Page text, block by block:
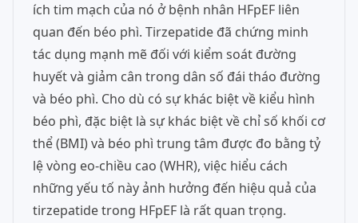
ích tim mạch của nó ở bệnh nhân HFpEF liên
quan đến béo phì. Tirzepatide đã chứng minh
tác dụng mạnh mẽ đối với kiểm soát đường
huyết và giảm cân trong dân số đái tháo đường
và béo phì. Cho dù có sự khác biệt về kiểu hình
béo phì, đặc biệt là sự khác biệt về chỉ số khối cơ
thể (BMI) và béo phì trung tâm được đo bằng tỷ
lệ vòng eo-chiều cao (WHR), việc hiểu cách
những yếu tố này ảnh hưởng đến hiệu quả của
tirzepatide trong HFpEF là rất quan trọng.